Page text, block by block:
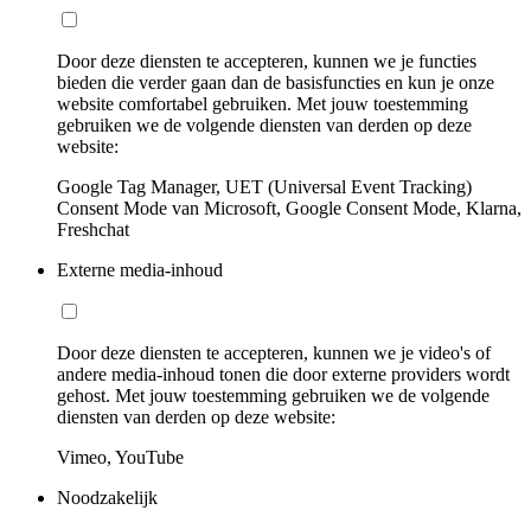
Door deze diensten te accepteren, kunnen we je functies
bieden die verder gaan dan de basisfuncties en kun je onze
website comfortabel gebruiken. Met jouw toestemming
gebruiken we de volgende diensten van derden op deze
website:
Google Tag Manager, UET (Universal Event Tracking)
Consent Mode van Microsoft, Google Consent Mode, Klarna,
Freshchat
Externe media-inhoud
Door deze diensten te accepteren, kunnen we je video's of
andere media-inhoud tonen die door externe providers wordt
gehost. Met jouw toestemming gebruiken we de volgende
diensten van derden op deze website:
Vimeo, YouTube
Noodzakelijk